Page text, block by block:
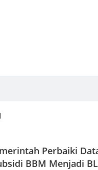
Perbaiki
BBM Menjadi